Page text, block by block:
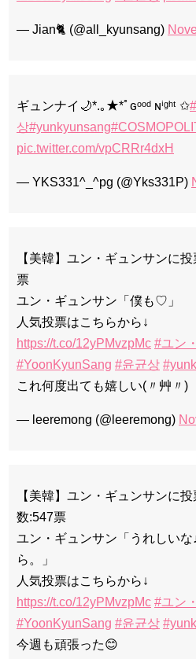
— Jian🐈 (@all_kyunsang)
ギュンナイ🌙*.｡★*ﾟɢᵒᵒᵈ ɴⁱᵍʰᵗ ✩
상#yunkyunsang
pic.twitter.com/vpCRRr4dxH
— YKS331^_^pg (@Yks331P)
【美韓】ユン・ギュンサンに
票
ユン・ギュンサン「僕も♡」
人気投票はこちらから↓
https://t.co/12yPMvzpMc #ユン
#YoonKyunSang #윤균상
これ何度出ても嬉しい(〃艸〃)
— leeremong (@leeremong)
【美韓】ユン・ギュンサンに
数:547票
ユン・ギュンサン「うれしい
ら。」
人気投票はこちらから↓
https://t.co/12yPMvzpMc #ユン
#YoonKyunSang #윤균상
今週も頑張った😊